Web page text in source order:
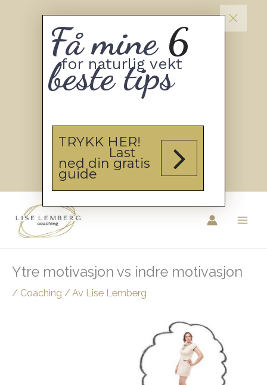
Ytre motivasjon vs indre motivasjon
/ Coaching / Av Lise Lemberg
for naturlig vekt
Få mine 6
beste tips
TRYKK HER!
Last
ned din gratis
guide